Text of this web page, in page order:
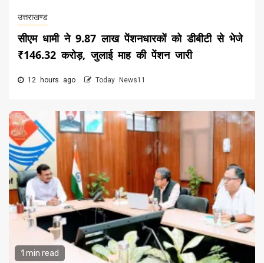
उत्तराखण्ड
सीएम धामी ने 9.87 लाख पेंशनधारकों को डीबीटी से भेजे
₹146.32 करोड़, जुलाई माह की पेंशन जारी
12 hours ago Today News11
1 min read